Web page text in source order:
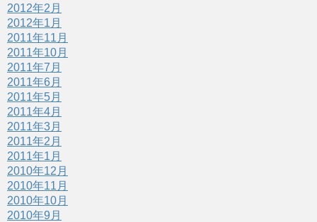
2012年2月
2012年1月
2011年11月
2011年10月
2011年7月
2011年6月
2011年5月
2011年4月
2011年3月
2011年2月
2011年1月
2010年12月
2010年11月
2010年10月
2010年9月